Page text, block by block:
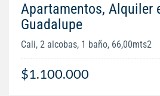
Apartamentos, Alquiler
Guadalupe
Cali, 2 alcobas, 1 baño, 66,00mts2
$1.100.000